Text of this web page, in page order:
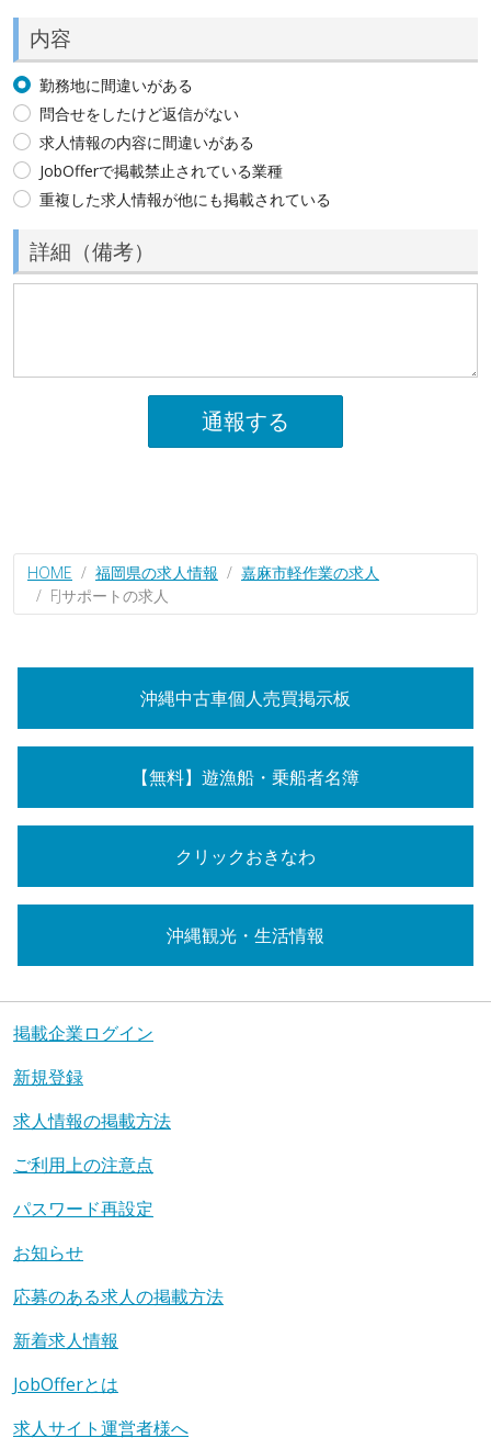
内容
勤務地に間違いがある
問合せをしたけど返信がない
求人情報の内容に間違いがある
JobOfferで掲載禁止されている業種
重複した求人情報が他にも掲載されている
詳細（備考）
通報する
HOME 福岡県の求人情報
嘉麻市軽作業の求人
FJサポートの求人
沖縄中古車個人売買掲示板
【無料】遊漁船・乗船者名簿
クリックおきなわ
沖縄観光・生活情報
掲載企業ログイン
新規登録
求人情報の掲載方法
ご利用上の注意点
パスワード再設定
お知らせ
応募のある求人の掲載方法
新着求人情報
JobOfferとは
求人サイト運営者様へ